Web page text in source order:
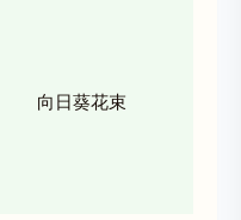
向日葵花束